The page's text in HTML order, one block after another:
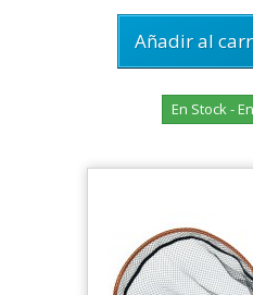
Añadir al
En Stock -